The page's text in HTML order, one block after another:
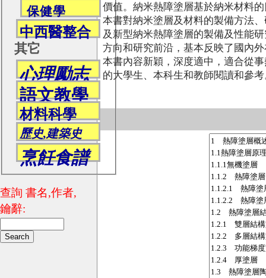
保健學
中西醫整合
其它
心理勵志
語文教學
材料科學
歷史,建築史
烹飪食譜
查詢 書名,作者,
鑰辭:
價值。納米熱障塗層基於納米材料
本書對納米塗層及材料的製備方法
及新型納米熱障塗層的製備及性能
方向和研究前沿，基本反映了國內
本書內容新穎，深度適中，適合從
的大學生、本科生和教師閱讀和參考